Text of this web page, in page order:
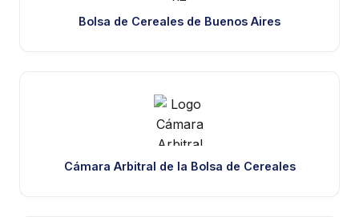
Bolsa de Cereales de Buenos Aires
Cámara Arbitral de la Bolsa de Cereales